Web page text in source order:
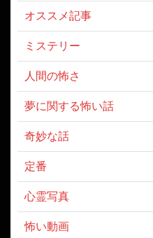
オススメ記事
ミステリー
人間の怖さ
夢に関する怖い話
奇妙な話
定番
心霊写真
怖い動画